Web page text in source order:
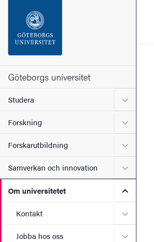
Sidfoten
Om webbplatsen
Göteborgs universitet
Studera
Forskning
Forskarutbildning
Samverkan och innovation
Om universitetet
Kontakt
Jobba hos oss